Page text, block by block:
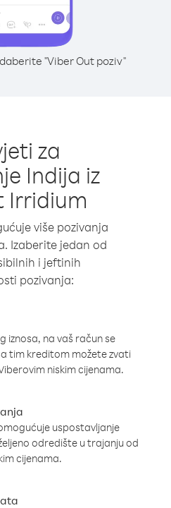
"Viber Out poziv"
za
Indija iz
Irridium
više pozivanja
Izaberite jedan od
i jeftinih
pozivanja:
iznosa, na vaš račun se
tim kreditom možete zvati
niskim cijenama.
uspostavljanje
odredište u trajanju od
cijenama.